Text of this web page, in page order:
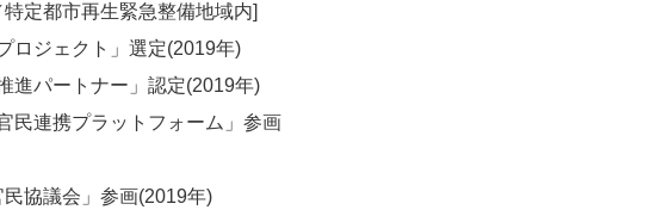
都市再生緊急整備地域内]
ジェクト」選定(2019年)
パートナー」認定(2019年)
連携プラットフォーム」参画
協議会」参画(2019年)